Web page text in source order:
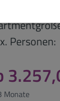
Personen:
Monate